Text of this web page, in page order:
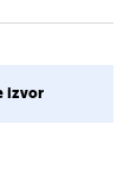
izvor